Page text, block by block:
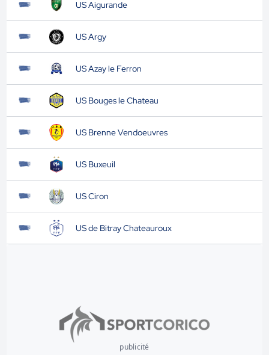
US Aigurande
US Argy
US Azay le Ferron
US Bouges le Chateau
US Brenne Vendoeuvres
US Buxeuil
US Ciron
US de Bitray Chateauroux
publicité